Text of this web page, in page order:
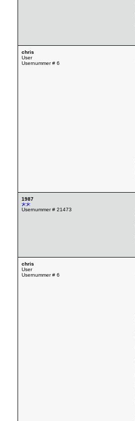
chris
User
Usernummer # 6
1987
Usernummer # 21473
chris
User
Usernummer # 6